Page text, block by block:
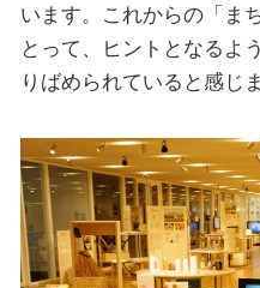
います。これからの「ま
とって、ヒントとなるよ
りばめられていると感じ